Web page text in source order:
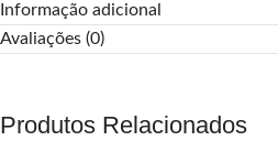
0.01g de Sódio por 100g
Informação adicional
Avaliações (0)
Produtos Relacionados